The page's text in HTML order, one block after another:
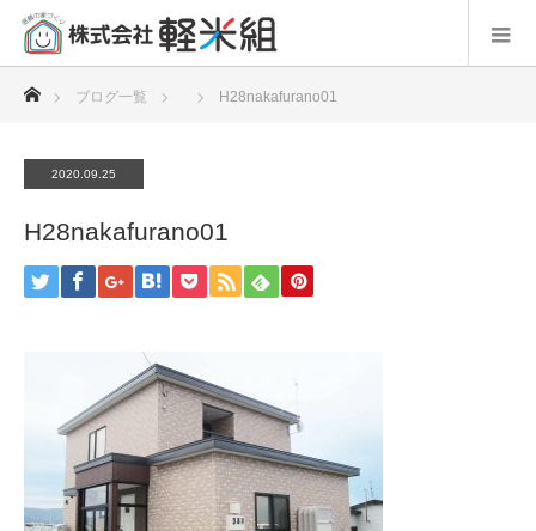
ブログ一覧 H28nakafurano01
2020.09.25
H28nakafurano01